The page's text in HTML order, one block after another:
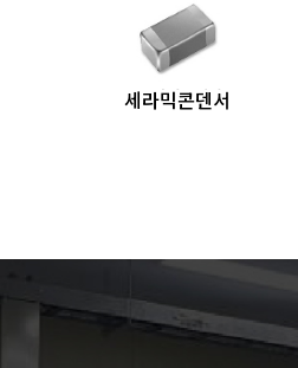
세라믹콘덴서